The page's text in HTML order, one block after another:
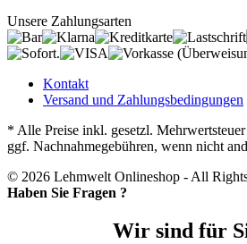
Unsere Zahlungsarten
Kontakt
Versand und Zahlungsbedingungen
* Alle Preise inkl. gesetzl.
ggf. Nachnahmegebühren, wenn nicht
© 2026 Lehmwelt Onlineshop - All
Haben Sie Fragen ?
Wir sind für